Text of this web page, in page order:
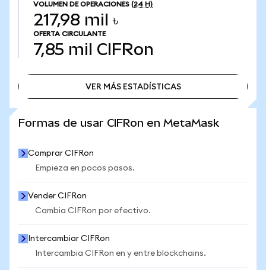
VOLUMEN DE OPERACIONES (24 H)
217,98 mil ৳
OFERTA CIRCULANTE
7,85 mil CIFRon
VER MÁS ESTADÍSTICAS
Formas de usar CIFRon en MetaMask
Comprar CIFRon
Empieza en pocos pasos.
Vender CIFRon
Cambia CIFRon por efectivo.
Intercambiar CIFRon
Intercambia CIFRon en y entre blockchains.